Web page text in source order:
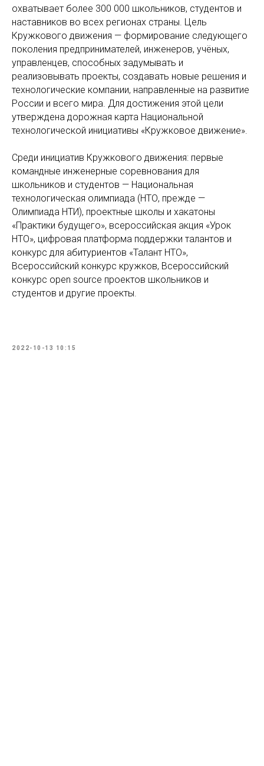
охватывает более 300 000 школьников, студентов и
наставников во всех регионах страны. Цель
Кружкового движения — формирование следующего
поколения предпринимателей, инженеров, учёных,
управленцев, способных задумывать и
реализовывать проекты, создавать новые решения и
технологические компании, направленные на развитие
России и всего мира. Для достижения этой цели
утверждена дорожная карта Национальной
технологической инициативы «Кружковое движение».
Среди инициатив Кружкового движения: первые
командные инженерные соревнования для
школьников и студентов — Национальная
технологическая олимпиада (НТО, прежде —
Олимпиада НТИ), проектные школы и хакатоны
«Практики будущего», всероссийская акция «Урок
НТО», цифровая платформа поддержки талантов и
конкурс для абитуриентов «Талант НТО»,
Всероссийский конкурс кружков, Всероссийский
конкурс open source проектов школьников и
студентов и другие проекты.
2022-10-13 10:15